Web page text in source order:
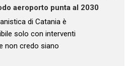
aeroporto punta al 2030
di Catania è
solo con interventi
non credo siano